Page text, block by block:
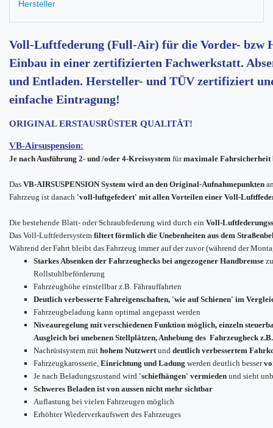
Hersteller
Voll-Luftfederung (Full-Air) für die Vorder- bzw
Einbau in einer zertifizierten Fachwerkstatt.
und Entladen. Hersteller- und TÜV zertifiziert
einfache Eintragung!
ORIGINAL ERSTAUSRÜSTER QUALITÄT!
VB-Airsuspension:
Je nach Ausführung 2- und /oder 4-Kreissystem fürmaximale Fahrsicherheit
Das VB-AIRSUSPENSION System wird an den Original-Aufnahmepunkten
Fahrzeug ist danach 'voll-luftgefedert' mit allen Vorteilen einer Voll-
Die bestehende Blatt- oder Schraubfederung wird durch ein Voll-
Das Voll-Luftfedersystem filtert förmlich die Unebenheiten aus dem
Während der Fahrt bleibt das Fahrzeug immer auf der zuvor (während der
Starkes Absenken der Fahrzeughecks bei angezogener Handbremse
Rollstuhlbeförderung
Fahrzeughöhe einstellbar z.B. Fährauffahrten
Deutlich verbesserte Fahreigenschaften, 'wie auf Schienen' im
Fahrzeugbeladung kann optimal angepasst werden
Niveauregelung mit verschiedenen Funktion möglich, einzeln
Ausgleich bei unebenen Stellplätzen, Anhebung des Fahrzeugheck
Nachrüstsystem mit hohem Nutzwert und deutlich verbessertem
Fahrzeugkarosserie, Einrichtung und Ladung werden deutlich besser
Je nach Beladungszustand wird 'schiefhängen' vermieden und sieht
Schweres Beladen ist von aussen nicht mehr sichtbar
Auflastung bei vielen Fahrzeugen möglich
Erhöhter Wiederverkaufswert des Fahrzeuges